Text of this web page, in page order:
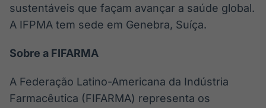
sustentáveis que façam avançar a saúde global.
A IFPMA tem sede em Genebra, Suíça.
Sobre a FIFARMA
A Federação Latino-Americana da Indústria
Farmacêutica (FIFARMA) representa os